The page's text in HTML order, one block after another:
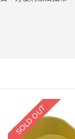
SOLD OUT